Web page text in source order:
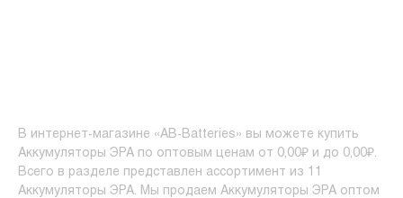
В интернет-магазине «AB-Batteries» вы можете купить
Аккумуляторы ЭРА по оптовым ценам от 0,00₽ и до 0,00₽.
Всего в разделе представлен ассортимент из 11
Аккумуляторы ЭРА. Мы продаем Аккумуляторы ЭРА оптом